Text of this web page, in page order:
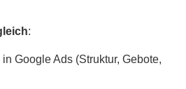
:
Google Ads (Struktur, Gebote,